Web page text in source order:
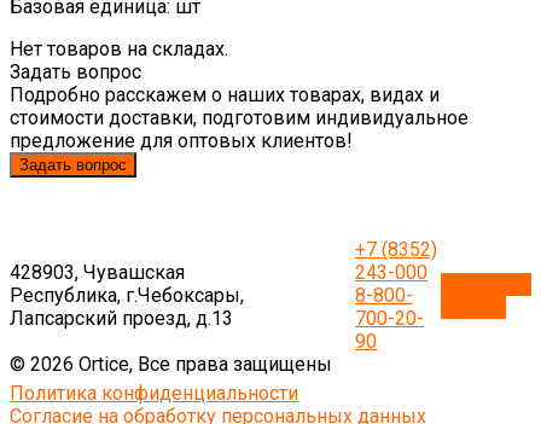
Базовая единица: шт
Нет товаров на складах.
Задать вопрос
Подробно расскажем о наших товарах, видах и
стоимости доставки, подготовим индивидуальное
предложение для оптовых клиентов!
Задать вопрос
428903, Чувашская
Республика, г.Чебоксары,
Лапсарский проезд, д.13
+7 (8352)
243-000
8-800-
700-20-
90
© 2026 Ortice, Все права защищены
Политика конфиденциальности
Согласие на обработку персональных данных